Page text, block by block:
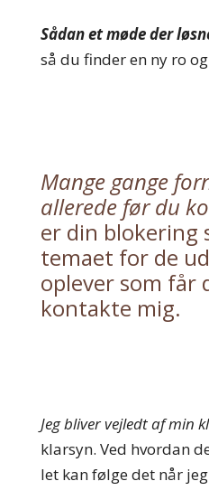
Sådan et møde der
så du finder en ny ro
Mange gange
allerede før du
er din blokering
temaet for de
oplever som får
kontakte mig.
Jeg bliver vejledt af min
klarsyn. Ved hvordan
let kan følge det når